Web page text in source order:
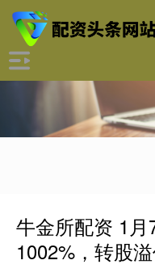
牛金所配资 1
1002%，转股